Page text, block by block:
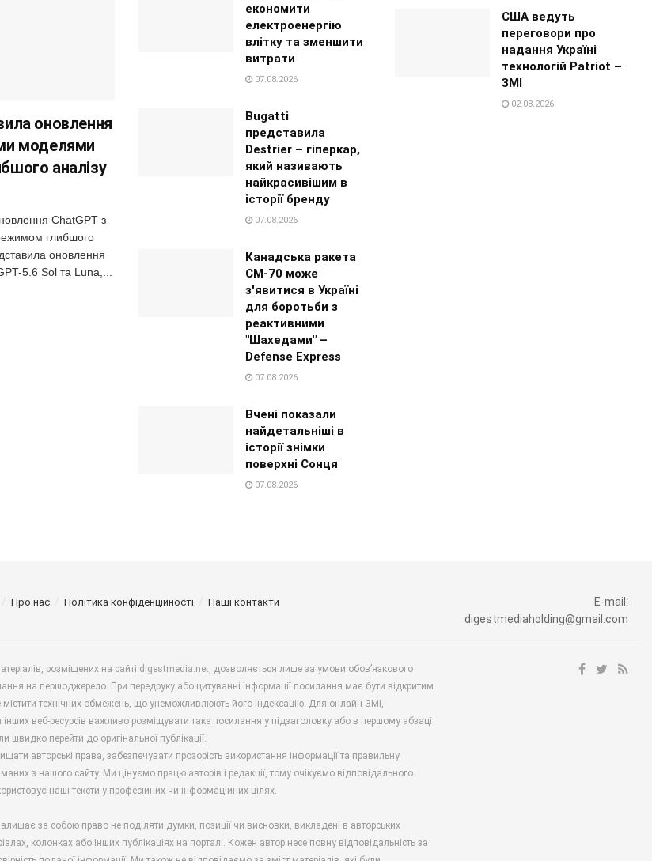
оновлення
моделями
аналізу
ChatGPT з
глибшого
оновлення
5.6 Sol та Luna,...
економити
електроенергію
влітку та зменшити
витрати
07.08.2026
Bugatti
представила
Destrier – гіперкар,
який називають
найкрасивішим в
історії бренду
07.08.2026
Канадська ракета
CM-70 може
з'явитися в Україні
для боротьби з
реактивними
"Шахедами" –
Defense Express
07.08.2026
Вчені показали
найдетальніші в
історії знімки
поверхні Сонця
07.08.2026
США ведуть
переговори про
надання Україні
технологій Patriot –
ЗМІ
02.08.2026
Про нас Політика конфіденційності Наші контакти
E-mail:
digestmediaholding@gmail.com
розміщених на сайті digestmedia.net, дозволяється лише за умови обов’язкового
на першоджерело. При передруку або цитуванні інформації посилання має бути відкритим
містити технічних обмежень, що унеможливлюють його індексацію. Для онлайн-ЗМІ,
інших веб-ресурсів важливо розміщувати таке посилання у підзаголовку або в першому абзаці
швидко перейти до оригінальної публікації.
авторські права, забезпечувати прозорість використання інформації та правильну
з нашого сайту. Ми цінуємо працю авторів і редакції, тому очікуємо відповідального
наші тексти у професійних чи інформаційних цілях.
за собою право не поділяти думки, позиції чи висновки, викладені в авторських
колонках або інших публікаціях на порталі. Кожен автор несе повну відповідальність за